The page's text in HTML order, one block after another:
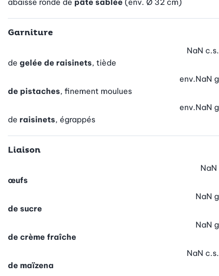
abaisse ronde de pâte sablée (env. Ø 32 cm)
Garniture
de gelée de raisinets, tiède
NaN c.s.
de pistaches, finement moulues
env.NaN g
de raisinets, égrappés
env.NaN g
Liaison
œufs
NaN
de sucre
NaN g
de crème fraîche
NaN g
de maïzena
NaN c.s.